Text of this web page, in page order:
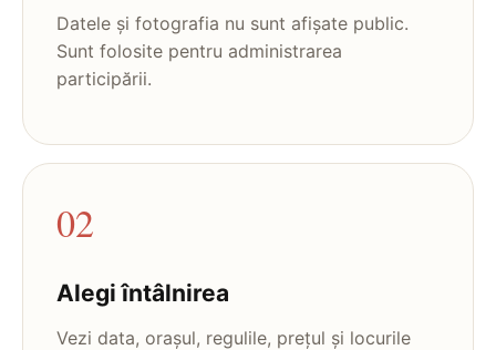
Datele și fotografia nu sunt afișate public.
Sunt folosite pentru administrarea
participării.
02
Alegi întâlnirea
Vezi data, orașul, regulile, prețul și locurile